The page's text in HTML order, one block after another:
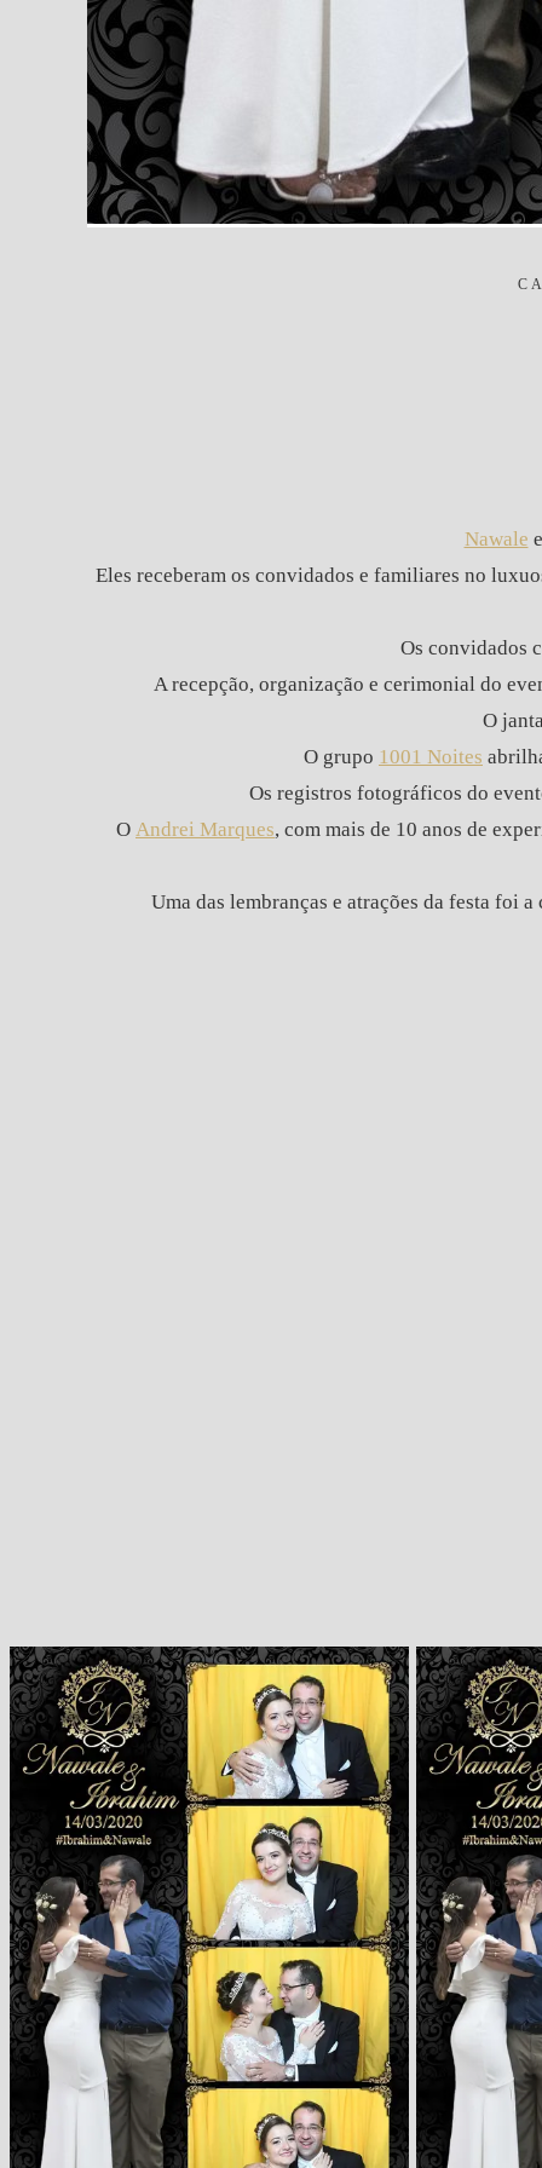
Nawale
Eles receberam os convidados e familiares no
Os convidados
A recepção, organização e cerimonial do
O
O grupo 1001 Noites
Os registros fotográficos do
O Andrei Marques, com mais de 10 anos de
Uma das lembranças e atrações da festa foi